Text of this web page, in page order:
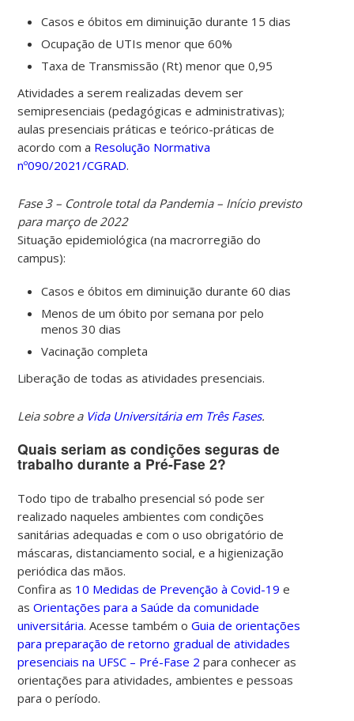
Casos e óbitos em diminuição durante 15 dias
Ocupação de UTIs menor que 60%
Taxa de Transmissão (Rt) menor que 0,95
Atividades a serem realizadas devem ser
semipresenciais (pedagógicas e administrativas);
aulas presenciais práticas e teórico-práticas de
acordo coma Resolução Normativa
nº090/2021/CGRAD.
Fase 3 – Controle total da Pandemia – Início previsto
para março de 2022
Situação epidemiológica (na macrorregião do
campus):
Casos e óbitos em diminuição durante 60 dias
Menos de um óbito por semana por pelo
menos 30 dias
Vacinação completa
Liberação de todas as atividades presenciais.
Leia sobre a Vida Universitária em Três Fases.
Quais seriam as condições seguras de
trabalho durante a Pré-Fase 2?
Todo tipo de trabalho presencial só pode ser
realizado naqueles ambientes com condições
sanitárias adequadas e com o uso obrigatório de
máscaras, distanciamento social, e a higienização
periódica das mãos.
Confira as 10 Medidas de Prevenção à Covid-19 e
as Orientações para a Saúde da comunidade
universitária.Acesse também o Guia de orientações
para preparação de retorno gradual de atividades
presenciais na UFSC – Pré-Fase 2 para conhecer as
orientações para atividades, ambientes e pessoas
para o período.